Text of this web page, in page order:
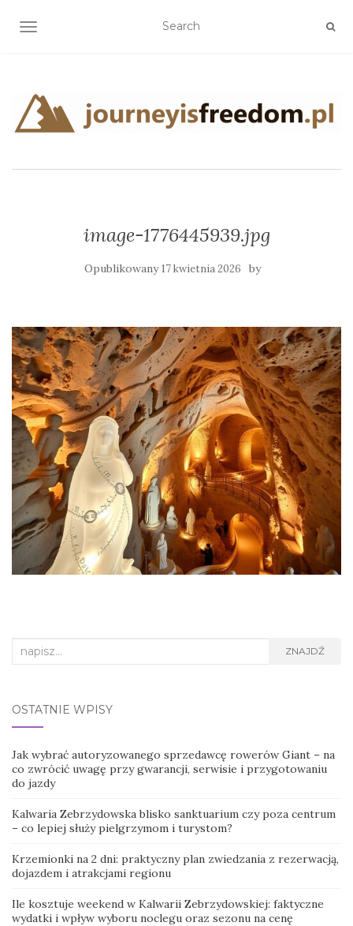
TOGGLE NAVIGATION
image-1776445939.jpg
Opublikowany17 kwietnia 2026 by
Search
ZNAJDŹ
OSTATNIE WPISY
Jak wybrać autoryzowanego sprzedawcę rowerów Giant – na
co zwrócić uwagę przy gwarancji, serwisie i przygotowaniu
do jazdy
Kalwaria Zebrzydowska blisko sanktuarium czy poza centrum
– co lepiej służy pielgrzymom i turystom?
Krzemionki na 2 dni: praktyczny plan zwiedzania z rezerwacją,
dojazdem i atrakcjami regionu
Ile kosztuje weekend w Kalwarii Zebrzydowskiej: faktyczne
wydatki i wpływ wyboru noclegu oraz sezonu na cenę